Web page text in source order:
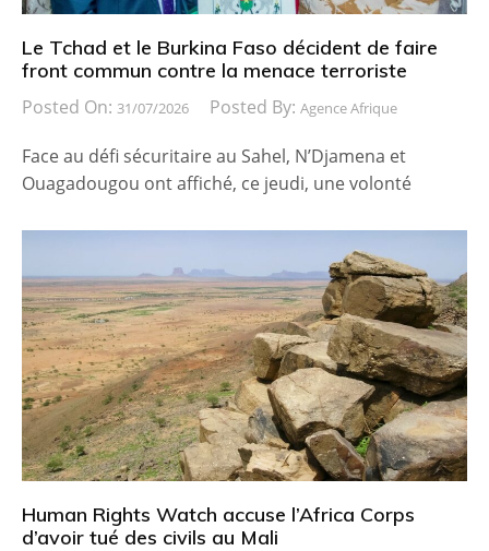
Le Tchad et le Burkina Faso décident de faire
front commun contre la menace terroriste
Posted On: 31/07/2026 Posted By: Agence Afrique
Face au défi sécuritaire au Sahel, N’Djamena et
Ouagadougou ont affiché, ce jeudi, une volonté
Human Rights Watch accuse l’Africa Corps
d’avoir tué des civils au Mali